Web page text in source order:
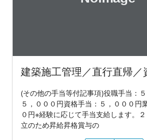
建築施工管理／直行直帰／
(その他の手当等付記事項)役職手当：
５，０００円資格手当：５，０００円
０円※経験に応じて手当支給します。
立のため昇給昇格賞与の